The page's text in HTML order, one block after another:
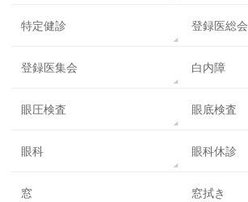
特定健診 登録医総会
登録医集会 白内障
眼圧検査 眼底検査
眼科 眼科休診
窓 窓拭き